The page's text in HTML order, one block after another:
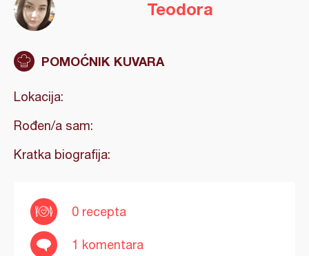
Teodora
POMOĆNIK KUVARA
Lokacija:
Rođen/a sam:
Kratka biografija:
0 recepta
1 komentara